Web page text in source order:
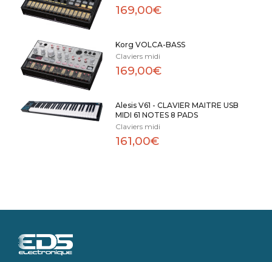
169,00€
Korg VOLCA-BASS
Claviers midi
169,00€
Alesis V61 - CLAVIER MAITRE USB
MIDI 61 NOTES 8 PADS
Claviers midi
161,00€